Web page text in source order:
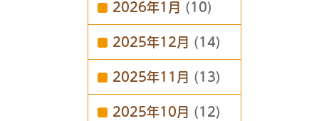
2026年1月 (10)
2025年12月 (14)
2025年11月 (13)
2025年10月 (12)